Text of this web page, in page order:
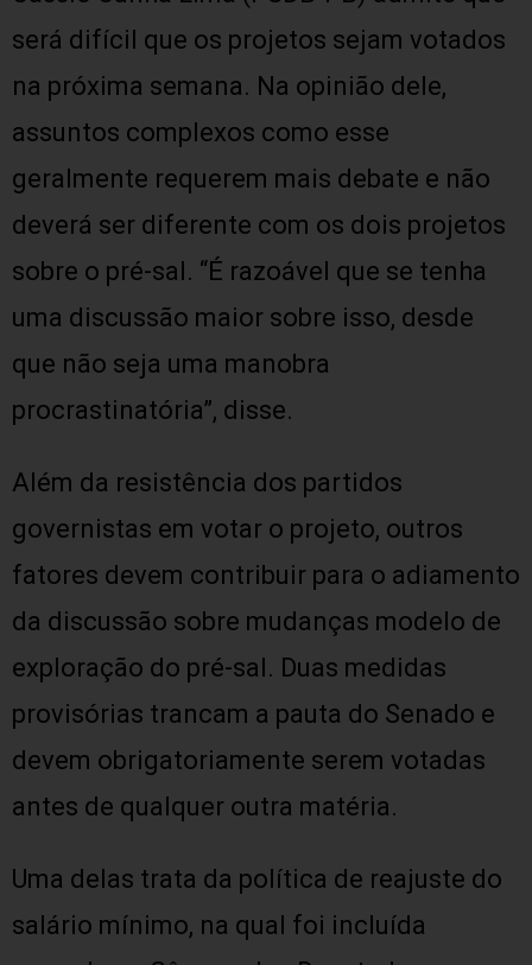
será difícil que os projetos sejam votados
na próxima semana. Na opinião dele,
assuntos complexos como esse
geralmente requerem mais debate e não
deverá ser diferente com os dois projetos
sobre o pré-sal. “É razoável que se tenha
uma discussão maior sobre isso, desde
que não seja uma manobra
procrastinatória”, disse.
Além da resistência dos partidos
governistas em votar o projeto, outros
fatores devem contribuir para o adiamento
da discussão sobre mudanças modelo de
exploração do pré-sal. Duas medidas
provisórias trancam a pauta do Senado e
devem obrigatoriamente serem votadas
antes de qualquer outra matéria.
Uma delas trata da política de reajuste do
salário mínimo, na qual foi incluída